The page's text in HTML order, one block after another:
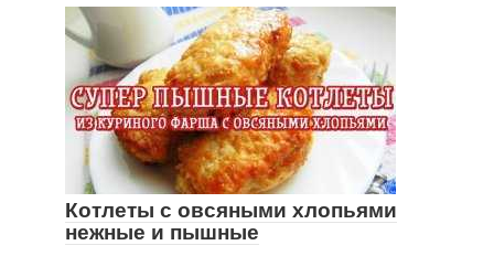
Котлеты с овсяными хлопьями
нежные и пышные